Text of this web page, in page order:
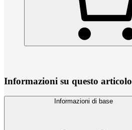
Informazioni su questo articolo
Informazioni di base